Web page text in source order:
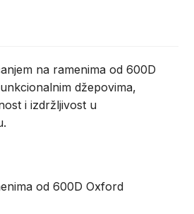
na ramenima od 600D
džepovima,
i izdržljivost u
od 600D Oxford